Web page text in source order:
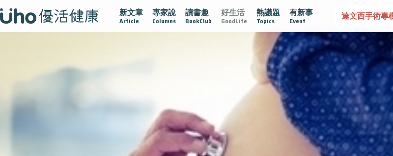
新文章
Article
專家說
Columns
讀書趣
BookClub
好生活
GoodLife
熱議題
Topics
有新事
Event
疫情保衛戰 再生醫學 愛的未來視 認識攝護腺肥大 守護骨骼健康 達文西手術專欄 2025植牙指南